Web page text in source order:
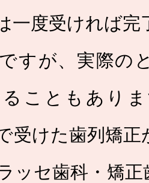
一度受ければ完
すが、実際の
こともあり
受けた歯列矯
ッセ歯科・矯